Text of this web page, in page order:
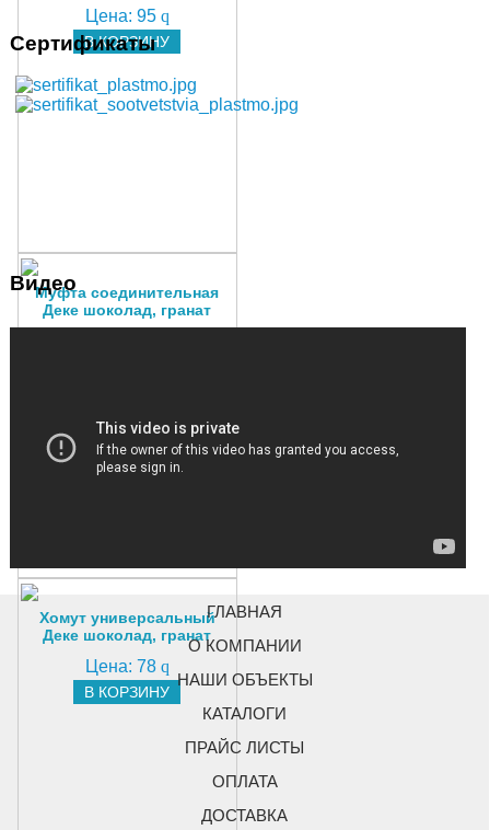
Цена: 95 q
В КОРЗИНУ
Муфта соединительная
Деке шоколад, гранат
Хомут универсальный
Деке шоколад, гранат
Цена: 78 q
В КОРЗИНУ
Сертификаты
Видео
ГЛАВНАЯ
О КОМПАНИИ
НАШИ ОБЪЕКТЫ
КАТАЛОГИ
ПРАЙС ЛИСТЫ
ОПЛАТА
ДОСТАВКА